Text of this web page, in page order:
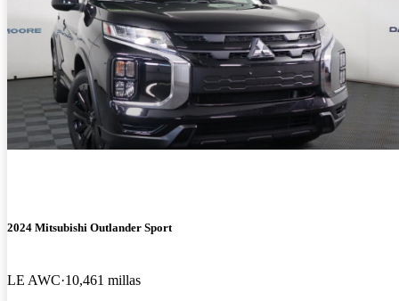
2024 Mitsubishi Outlander Sport
LE AWC 10,461 millas